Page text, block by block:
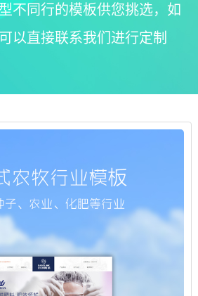
不同行的模板供您挑选，如
以直接联系我们进行定制